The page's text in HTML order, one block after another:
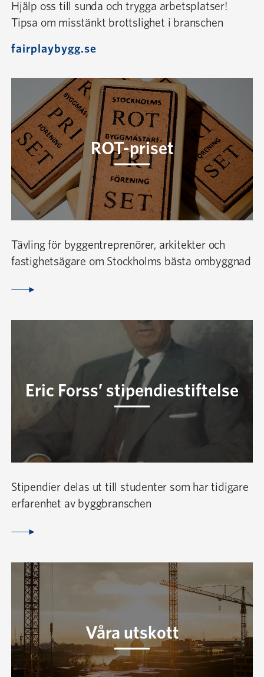
Hjälp oss till sunda och trygga arbetsplatser!
Tipsa om misstänkt brottslighet i branschen
fairplaybygg.se
ROT-priset
Tävling för byggentreprenörer, arkitekter och
fastighetsägare om Stockholms bästa ombyggnad
Eric Forss’ stipendiestiftelse
Stipendier delas ut till studenter som har tidigare
erfarenhet av byggbranschen
Våra utskott